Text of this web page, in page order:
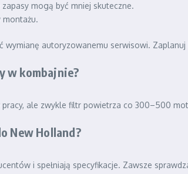
mogą być mniej skuteczne.
montażu.
wymianę autoryzowanemu serwisowi.
w kombajnie?
ale zwykle filtr powietrza co 300–500
New Holland?
i spełniają specyfikacje. Zawsze